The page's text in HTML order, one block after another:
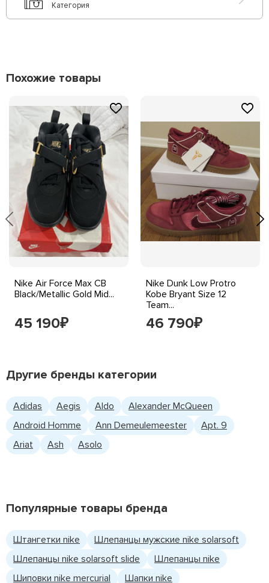
Категория
Похожие товары
Nike Air Force Max CB
Black/Metallic Gold Mid...
45 190₽
Nike Dunk Low Protro
Kobe Bryant Size 12
Team...
46 790₽
Другие бренды категории
Adidas Aegis Aldo
Alexander McQueen
Android Homme
Ann Demeulemeester
Apt. 9
Ariat
Ash Asolo
Популярные товары бренда
Штангетки nike
Шлепанцы мужские nike solarsoft
Шлепанцы nike solarsoft slide
Шлепанцы nike
Шиповки nike mercurial
Шапки nike